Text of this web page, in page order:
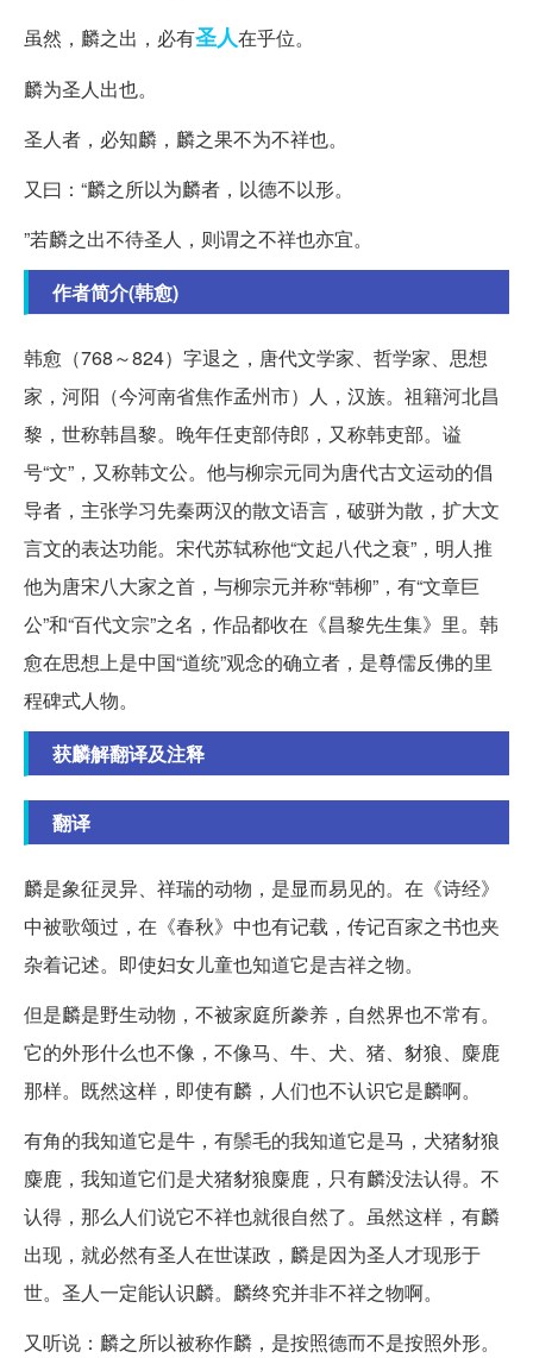
虽然，麟之出，必有圣人在乎位。
麟为圣人出也。
圣人者，必知麟，麟之果不为不祥也。
又曰：“麟之所以为麟者，以德不以形。
”若麟之出不待圣人，则谓之不祥也亦宜。
作者简介(韩愈)
韩愈（768～824）字退之，唐代文学家、哲学家、思想
家，河阳（今河南省焦作孟州市）人，汉族。祖籍河北昌
黎，世称韩昌黎。晚年任吏部侍郎，又称韩吏部。谥
号“文”，又称韩文公。他与柳宗元同为唐代古文运动的倡
导者，主张学习先秦两汉的散文语言，破骈为散，扩大文
言文的表达功能。宋代苏轼称他“文起八代之衰”，明人推
他为唐宋八大家之首，与柳宗元并称“韩柳”，有“文章巨
公”和“百代文宗”之名，作品都收在《昌黎先生集》里。韩
愈在思想上是中国“道统”观念的确立者，是尊儒反佛的里
程碑式人物。
获麟解翻译及注释
翻译
麟是象征灵异、祥瑞的动物，是显而易见的。在《诗经》
中被歌颂过，在《春秋》中也有记载，传记百家之书也夹
杂着记述。即使妇女儿童也知道它是吉祥之物。
但是麟是野生动物，不被家庭所豢养，自然界也不常有。
它的外形什么也不像，不像马、牛、犬、猪、豺狼、麋鹿
那样。既然这样，即使有麟，人们也不认识它是麟啊。
有角的我知道它是牛，有鬃毛的我知道它是马，犬猪豺狼
麋鹿，我知道它们是犬猪豺狼麋鹿，只有麟没法认得。不
认得，那么人们说它不祥也就很自然了。虽然这样，有麟
出现，就必然有圣人在世谋政，麟是因为圣人才现形于
世。圣人一定能认识麟。麟终究并非不祥之物啊。
又听说：麟之所以被称作麟，是按照德而不是按照外形。